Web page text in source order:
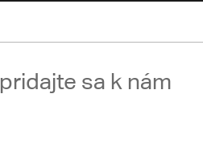
pridajte sa k nám